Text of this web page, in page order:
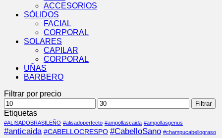
ACCESORIOS
SÓLIDOS
FACIAL
CORPORAL
SOLARES
CAPILAR
CORPORAL
UÑAS
BARBERO
Filtrar por precio
Precio
mínimo
Precio
máximo
Filtrar
Etiquetas
#ALISADOBRASILEÑO #alisadoperfecto #ampollascaida #ampollasgenus
#anticaida #CABELLOCRESPO #CabelloSano #champucabellograso